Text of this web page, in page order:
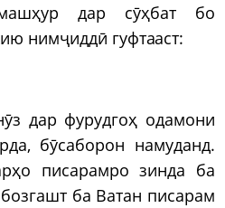
дар сӯҳбат бо
нимҷиддӣ гуфтааст:
дар фурудгоҳ одамони
бӯсаборон намуданд.
писарамро зинда ба
ба Ватан писарам